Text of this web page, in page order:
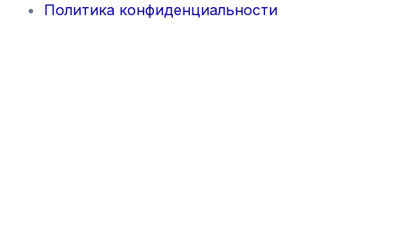
Политика конфиденциальности